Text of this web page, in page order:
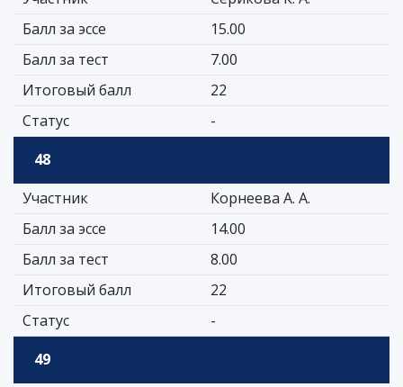
Балл за эссе
15.00
Балл за тест
7.00
Итоговый балл
22
Статус
-
48
Участник
Корнеева А. А.
Балл за эссе
14.00
Балл за тест
8.00
Итоговый балл
22
Статус
-
49